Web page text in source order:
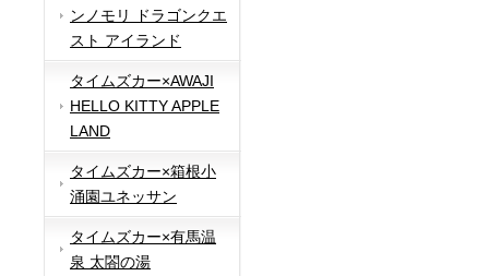
ンノモリ ドラゴンクエ
スト アイランド
タイムズカー×AWAJI
HELLO KITTY APPLE
LAND
タイムズカー×箱根小
涌園ユネッサン
タイムズカー×有馬温
泉 太閤の湯